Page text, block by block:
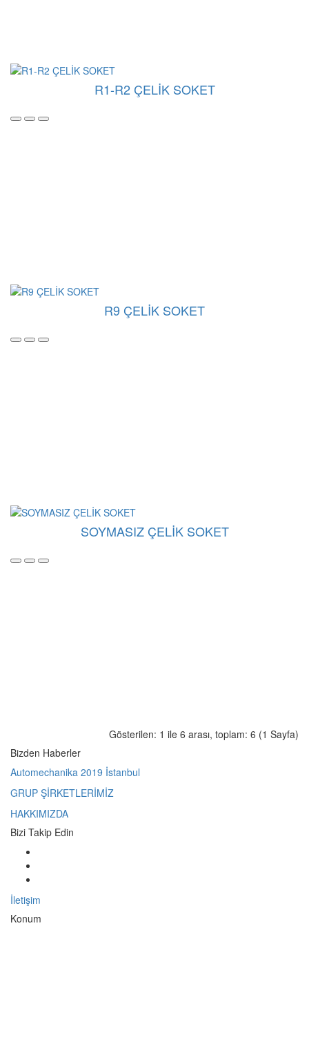
R1-R2 ÇELİK SOKET
R9 ÇELİK SOKET
SOYMASIZ ÇELİK SOKET
Gösterilen: 1 ile 6 arası, toplam: 6 (1 Sayfa)
Bizden Haberler
Automechanika 2019 İstanbul
GRUP ŞİRKETLERİMİZ
HAKKIMIZDA
Bizi Takip Edin
İletişim
Konum